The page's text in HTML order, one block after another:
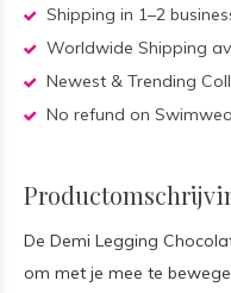
Shipping in 1–2
Worldwide Shipping
Newest & Trending
No refund on
De Demi Legging
om met je mee te